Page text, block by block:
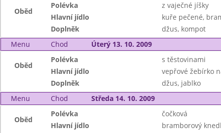
Oběd
Polévka
z vaječné jíšky
Hlavní jídlo
kuře pečené,
Doplněk
džus, kompot
Menu
Chod Úterý 13. 10. 2009
Oběd
Polévka
s těstovinami
Hlavní jídlo
vepřové žebírko
Doplněk
džus, jablko
Menu
Chod Středa 14. 10. 2009
Oběd
Polévka
čočková
Hlavní jídlo
bramborový